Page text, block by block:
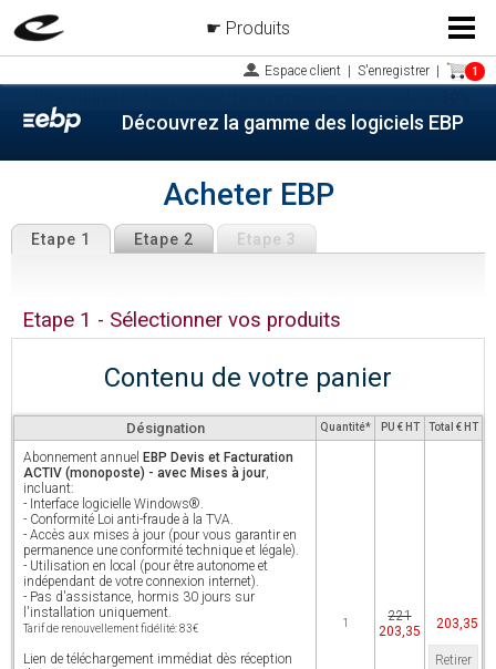
Menu
Espace client S'enregistrer 1
Découvrez la gamme des logiciels EBP
Acheter EBP
Produits
Etape 1 Etape 2 Etape 3
Etape 1 - Sélectionner vos produits
Contenu de votre panier
Désignation Quantité* PU € HT Total € HT
Abonnement annuel EBP Devis et Facturation
ACTIV (monoposte) - avec Mises à jour,
incluant:
- Interface logicielle Windows®.
- Conformité Loi anti-fraude à la TVA.
- Accès aux mises à jour (pour vous garantir en
permanence une conformité technique et légale).
- Utilisation en local (pour être autonome et
indépendant de votre connexion internet).
- Pas d'assistance, hormis 30 jours sur
l'installation uniquement.
Tarif de renouvellement fidélité: 83€
Lien de téléchargement immédiat dès réception
1
221
203,35
203,35
Retirer